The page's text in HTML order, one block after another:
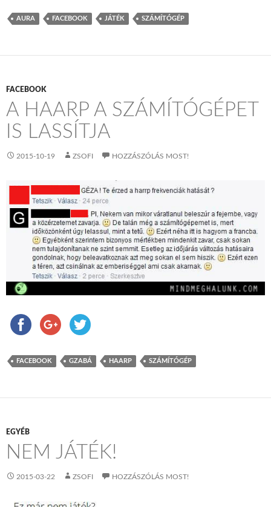
AURA FACEBOOK JÁTÉK SZÁMÍTÓGÉP
FACEBOOK
A HAARP A SZÁMÍTÓGÉPET
IS LASSÍTJA
2015-10-19 ZSOFI HOZZÁSZÓLÁS MOST!
FACEBOOK GZABÁ HAARP SZÁMÍTÓGÉP
EGYÉB
NEM JÁTÉK!
2015-03-22 ZSOFI HOZZÁSZÓLÁS MOST!